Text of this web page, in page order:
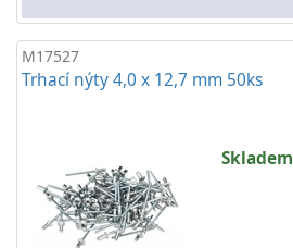
M17527
Trhací nýty 4,0 x 12,7 mm 50ks
Skladem